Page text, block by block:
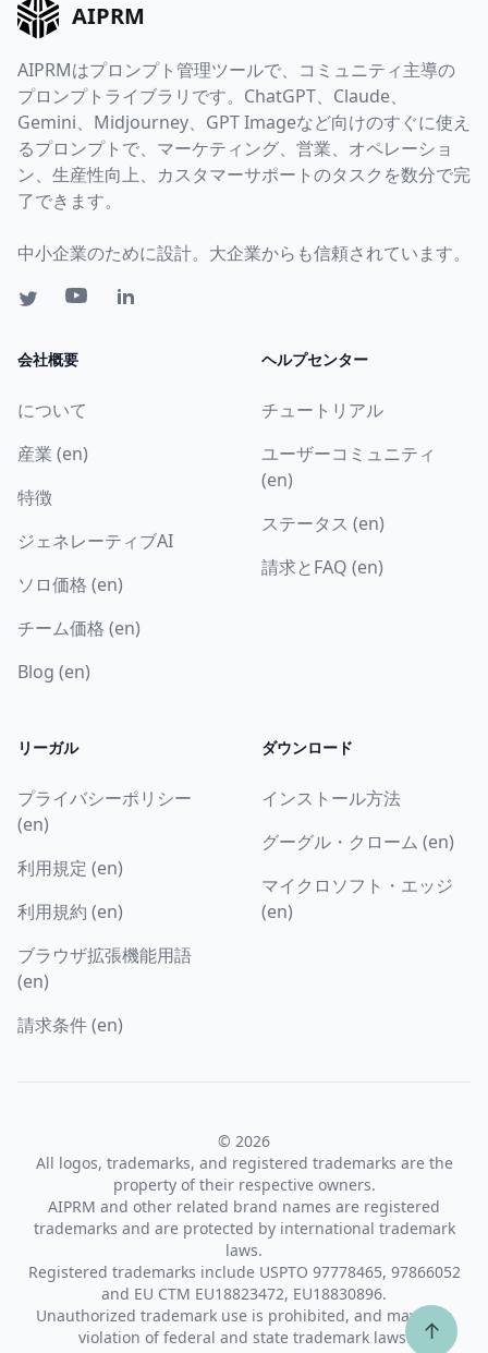
AIPRM
AIPRMはプロンプト管理ツールで、コミュニティ主導の
プロンプトライブラリです。ChatGPT、Claude、
Gemini、Midjourney、GPT Imageなど向けのすぐに使え
るプロンプトで、マーケティング、営業、オペレーショ
ン、生産性向上、カスタマーサポートのタスクを数分で完
了できます。
中小企業のために設計。大企業からも信頼されています。
会社概要
について
産業 (en)
特徴
ジェネレーティブAI
ソロ価格 (en)
チーム価格 (en)
Blog (en)
ヘルプセンター
チュートリアル
ユーザーコミュニティ
(en)
ステータス (en)
請求とFAQ (en)
リーガル
プライバシーポリシー
(en)
利用規定 (en)
利用規約 (en)
ブラウザ拡張機能用語
(en)
請求条件 (en)
ダウンロード
インストール方法
グーグル・クローム (en)
マイクロソフト・エッジ
(en)
© 2026
All logos, trademarks, and registered trademarks are the
property of their respective owners.
AIPRM and other related brand names are registered
trademarks and are protected by international trademark
laws.
Registered trademarks include USPTO 97778465, 97866052
and EU CTM EU18823472, EU18830896.
Unauthorized trademark use is prohibited, and may be a
violation of federal and state trademark laws.
↑